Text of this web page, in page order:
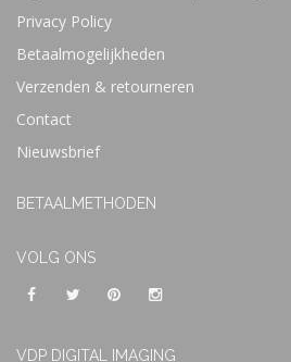
Privacy Policy
Betaalmogelijkheden
Verzenden & retourneren
Contact
Nieuwsbrief
BETAALMETHODEN
VOLG ONS
VDP DIGITAL IMAGING